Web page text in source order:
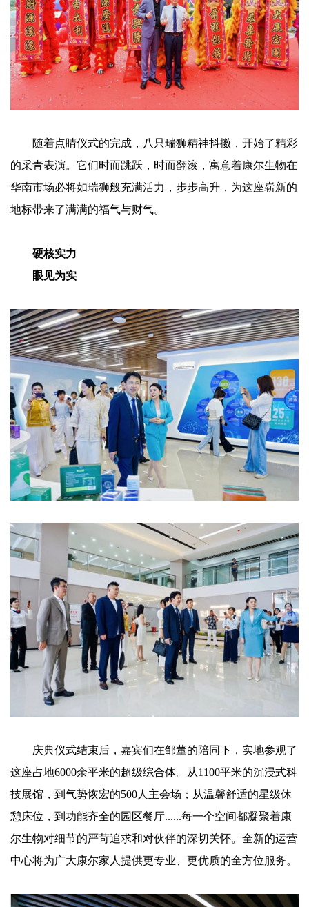
随着点睛仪式的完成，八只瑞狮精神抖擞，开始了精彩
的采青表演。它们时而跳跃，时而翻滚，寓意着康尔生物在
华南市场必将如瑞狮般充满活力，步步高升，为这座崭新的
地标带来了满满的福气与财气。
硬核实力
眼见为实
庆典仪式结束后，嘉宾们在邹董的陪同下，实地参观了
这座占地6000余平米的超级综合体。从1100平米的沉浸式科
技展馆，到气势恢宏的500人主会场；从温馨舒适的星级休
憩床位，到功能齐全的园区餐厅......每一个空间都凝聚着康
尔生物对细节的严苛追求和对伙伴的深切关怀。全新的运营
中心将为广大康尔家人提供更专业、更优质的全方位服务。